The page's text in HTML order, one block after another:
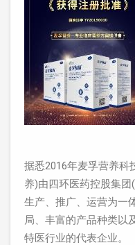
据悉2016年麦孚营养科
养)由四环医药控股集团
生产、推广、运营为一
局、丰富的产品种类以
特医行业的代表企业。